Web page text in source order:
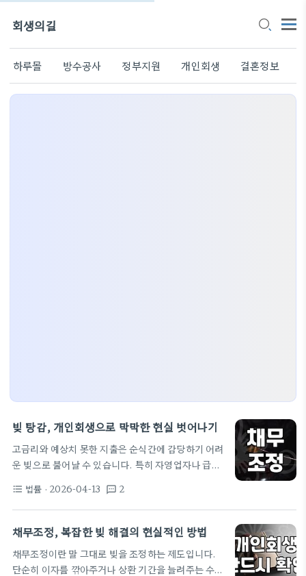
회생의길
하루몰 방수공사 정부지원 개인회생 결혼정보
빚 탕감, 개인회생으로 막막한 현실 벗어나기
고금리와 예상치 못한 지출은 순식간에 감당하기 어려
운 빚으로 불어날 수 있습니다. 특히 자영업자나 급여
됩니다. 매일같이 쏟아지는 독촉 전화와 압류 위협 속
에서 밤잠 설치는 분들이 많으실 겁니다. 이런 상황에
서 '빚 탕감'은 간절한 희망처럼 느껴지지만, 과연 현
하게만 느껴질 수 있습니다. 법률 전문가로서, 빚 탕감
format_list_bulleted 법률 · 2026-04-13 textsms 2
채무조정, 복잡한 빚 해결의 현실적인 방법
채무조정이란 말 그대로 빚을 조정하는 제도입니다.
단순히 이자를 깎아주거나 상환 기간을 늘려주는 수준